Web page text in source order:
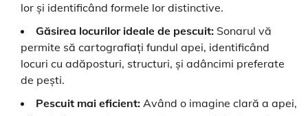
lor și identificând formele lor distinctive.
Găsirea locurilor ideale de pescuit: Sonarul vă
permite să cartografiați fundul apei, identificând
locuri cu adăposturi, structuri, și adâncimi preferate
de pești.
Pescuit mai eficient: Având o imagine clară a apei,